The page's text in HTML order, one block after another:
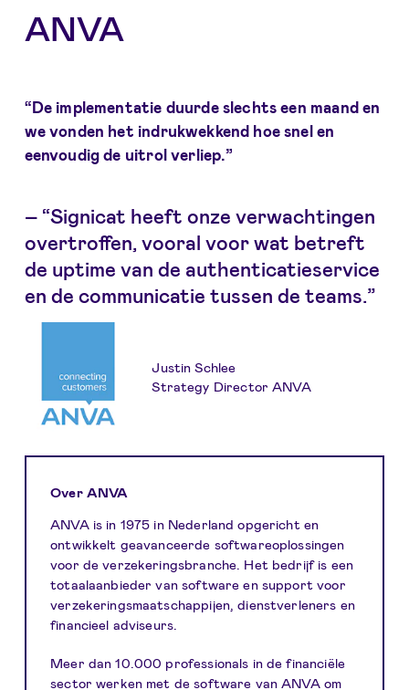
ANVA
“De implementatie duurde slechts een maand en
we vonden het indrukwekkend hoe snel en
eenvoudig de uitrol verliep.”
– “Signicat heeft onze verwachtingen
overtroffen, vooral voor wat betreft
de uptime van de authenticatieservice
en de communicatie tussen de teams.”
Justin Schlee
Strategy Director ANVA
Over ANVA
ANVA is in 1975 in Nederland opgericht en
ontwikkelt geavanceerde softwareoplossingen
voor de verzekeringsbranche. Het bedrijf is een
totaalaanbieder van software en support voor
verzekeringsmaatschappijen, dienstverleners en
financieel adviseurs.
Meer dan 10.000 professionals in de financiële
sector werken met de software van ANVA om